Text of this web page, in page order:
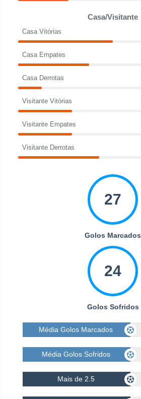
Casa/Visitante
Casa Vitórias
Casa Empates
Casa Derrotas
Visitante Vitórias
Visitante Empates
Visitante Derrotas
27
Golos Marcados
24
Golos Sofridos
Média Golos Marcados
Média Golos Sofridos
Mais de 2.5